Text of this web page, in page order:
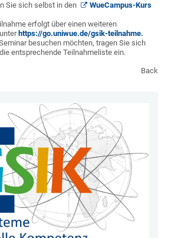
Sie sich selbst in den
WueCampus-Kurs
erfolgt über einen weiteren
https://go.uniwue.de/gsik-teilnahme.
besuchen möchten, tragen Sie sich
entsprechende Teilnahmeliste ein.
Back